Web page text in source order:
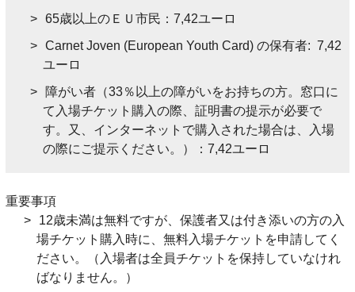
65歳以上のＥＵ市民：7,42ユーロ
Carnet Joven (European Youth Card) の保有者: 7,42
ユーロ
障がい者（33％以上の障がいをお持ちの方。窓口に
て入場チケット購入の際、証明書の提示が必要で
す。又、インターネットで購入された場合は、入場
の際にご提示ください。）：7,42ユーロ
重要事項
12歳未満は無料ですが、保護者又は付き添いの方の入
場チケット購入時に、無料入場チケットを申請してく
ださい。（入場者は全員チケットを保持していなけれ
ばなりません。）